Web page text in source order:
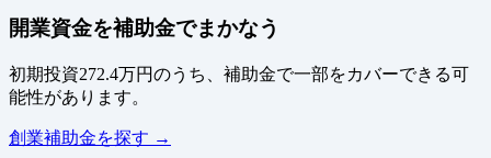
開業資金を補助金でまかなう
初期投資272.4万円のうち、補助金で一部をカバーできる可
能性があります。
創業補助金を探す →